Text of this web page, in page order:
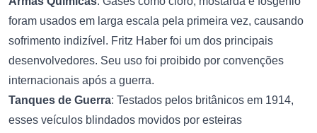
foram usados em larga escala pela primeira vez, causando
sofrimento indizível. Fritz Haber foi um dos principais
desenvolvedores. Seu uso foi proibido por convenções
internacionais após a guerra.
Tanques de Guerra: Testados pelos britânicos em 1914,
esses veículos blindados movidos por esteiras